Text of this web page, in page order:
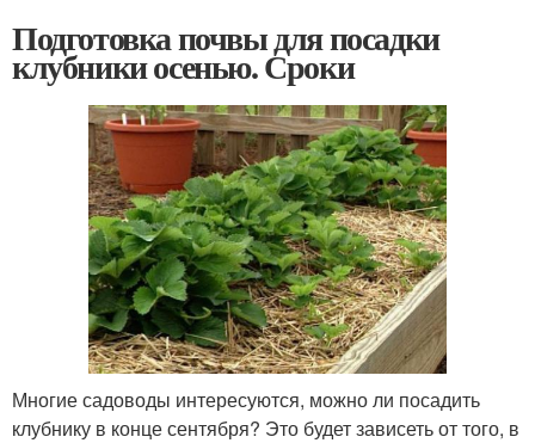
Подготовка почвы для посадки
клубники осенью. Сроки
Многие садоводы интересуются, можно ли посадить
клубнику в конце сентября? Это будет зависеть от того, в